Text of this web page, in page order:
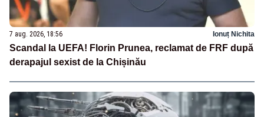
7 aug. 2026, 18:56 Ionuț Nichita
Scandal la UEFA! Florin Prunea, reclamat de FRF după
derapajul sexist de la Chișinău